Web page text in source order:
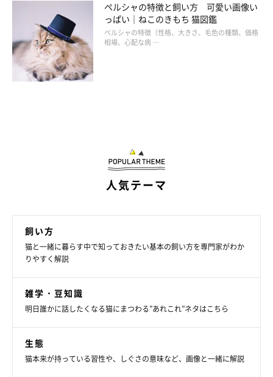
ペルシャの特徴と飼い方 可愛い画像い
っぱい｜ねこのきもち 猫図鑑
ペルシャの特徴（性格、大きさ、毛色の種類、価格
相場、心配な病 …
人気テーマ
飼い方
猫と一緒に暮らす中で知っておきたい基本の飼い方を専門家がわか
りやすく解説
雑学・豆知識
明日誰かに話したくなる猫にまつわる”あれこれ”ネタはこちら
生態
猫本来が持っている習性や、しぐさの意味など、画像と一緒に解説